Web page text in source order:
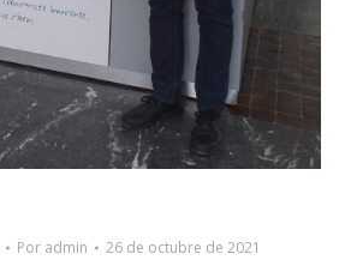
Por admin 26 de octubre de 2021